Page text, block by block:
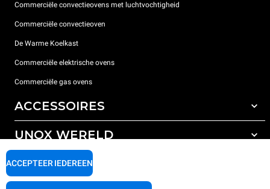
Commerciële convectieovens met luchtvochtigheid
Commerciële convectieoven
De Warme Koelkast
Commerciële elektrische ovens
Commerciële gas ovens
ACCESSOIRES
All the accessories
Detergenten voor automatisch wassen
Detergenten voor handmatig wassen
UNOX WERELD
Onze vestigingen wereldwijd
ONDERSTEUNING
ACCEPTEER IEDEREEN